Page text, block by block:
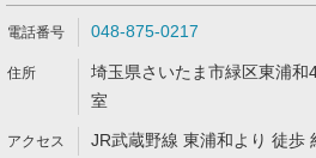
048-875-0217
埼玉県さいたま市緑区東浦
室
JR武蔵野線 東浦和より 徒歩